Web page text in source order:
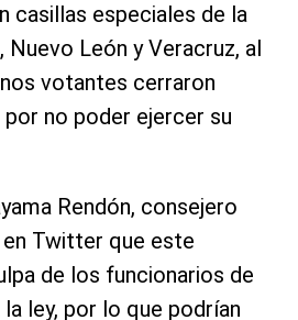
casillas especiales de la
León y Veracruz, al
votantes cerraron
por no poder ejercer su
Rendón, consejero
Twitter que este
de los funcionarios de
ley, por lo que podrían